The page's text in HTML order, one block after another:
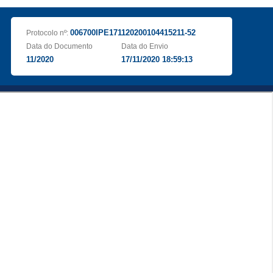
Protocolo nº: 006700IPE171120200104415211-52
Data do Documento
11/2020
Data do Envio
17/11/2020 18:59:13